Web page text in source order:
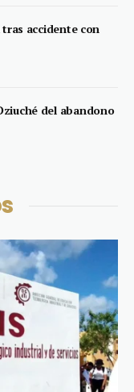
accidente con
del abandono